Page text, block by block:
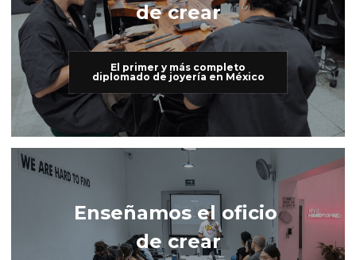
de crear
El primer y más completo
diplomado de joyería en México
Enseñamos el oficio
de crear